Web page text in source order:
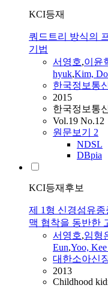
KCI등재
쿼드트리 방식의
기법
서영호,이윤
hyuk,Kim,
한국정보통
2015
한국정보통
Vol.19 No.12
원문보기 2
NDSL
DBpia
KCI등재후보
제 1형 신경섬유
맥 협착을 동반한
서영호,임형
Eun,Yoo,
대한소아신
2013
Childhood